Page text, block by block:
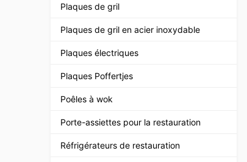
Plaques de gril
Plaques de gril en acier inoxydable
Plaques électriques
Plaques Poffertjes
Poêles à wok
Porte-assiettes pour la restauration
Réfrigérateurs de restauration